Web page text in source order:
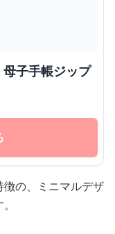
子手帳ジップ
の、ミニマルデザ